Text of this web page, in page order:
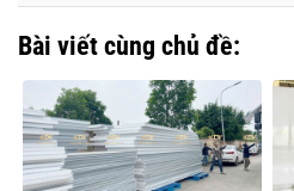
Bài viết cùng chủ đề: